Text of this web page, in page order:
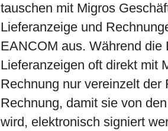
tauschen mit Migros
Lieferanzeige und
EANCOM aus. Während
Lieferanzeigen oft direkt mit
Rechnung nur vereinzelt
Rechnung, damit sie von
wird, elektronisch signiert